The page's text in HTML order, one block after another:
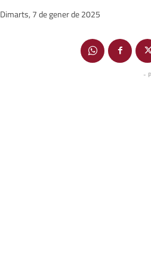
Dimarts, 7 de gener de 2025
-